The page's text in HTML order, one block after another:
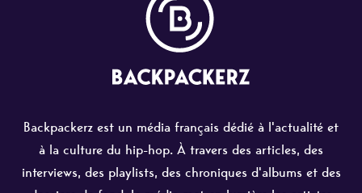
Backpackerz est un média français dédié à l'actualité et
à la culture du hip-hop. À travers des articles, des
interviews, des playlists, des chroniques d'albums et des